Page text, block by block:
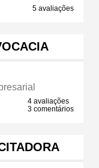
5 avaliações
4 avaliações
3 comentários